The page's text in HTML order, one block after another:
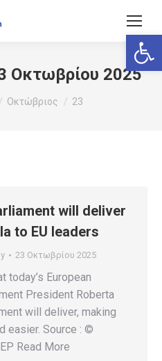
Οκτωβρίου 2025
Οκτώβριος 23
will deliver
to EU leaders
23 Οκτωβρίου 2025
today’s European
President Roberta
will deliver, making
easier. Source : ©
Read More